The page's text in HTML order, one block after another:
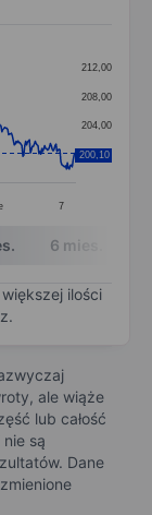
Data ranges
7
200,00
204,00
208,00
212,00
200,10
6 mies.
ilości
ale wiąże
lub całość
są
Dane